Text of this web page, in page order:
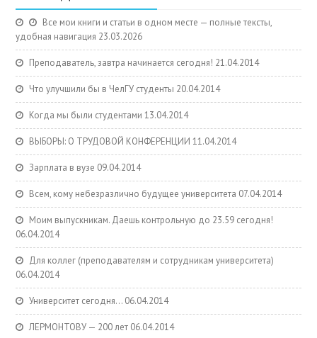
Все мои книги и статьи в одном месте — полные тексты,
удобная навигация 23.03.2026
Преподаватель, завтра начинается сегодня! 21.04.2014
Что улучшили бы в ЧелГУ студенты 20.04.2014
Когда мы были студентами 13.04.2014
ВЫБОРЫ: О ТРУДОВОЙ КОНФЕРЕНЦИИ 11.04.2014
Зарплата в вузе 09.04.2014
Всем, кому небезразлично будущее университета 07.04.2014
Моим выпускникам. Даешь контрольную до 23.59 сегодня!
06.04.2014
Для коллег (преподавателям и сотрудникам университета)
06.04.2014
Университет сегодня… 06.04.2014
ЛЕРМОНТОВУ — 200 лет 06.04.2014